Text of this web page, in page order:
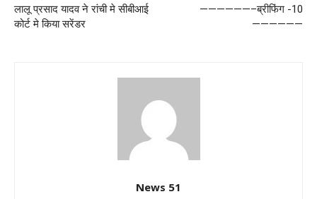
लालू प्रसाद यादव ने रांची मे सीबीआई
कोर्ट मे किया सरेंडर
——————–ब्रीफिंग -10
——————
News 51